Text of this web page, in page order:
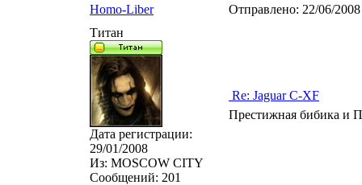
Homo-Liber Отправлено: 22/06/
Титан
Дата регистрации:
29/01/2008
Из: MOSCOW CITY
Сообщений: 201
Re: Jaguar C-XF
Престижная бибика и